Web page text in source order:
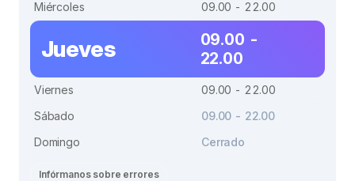
Miércoles
09.00 - 22.00
Jueves
09.00 -
22.00
Viernes
09.00 - 22.00
Sábado
09.00 - 22.00
Domingo
Cerrado
Infórmanos sobre errores